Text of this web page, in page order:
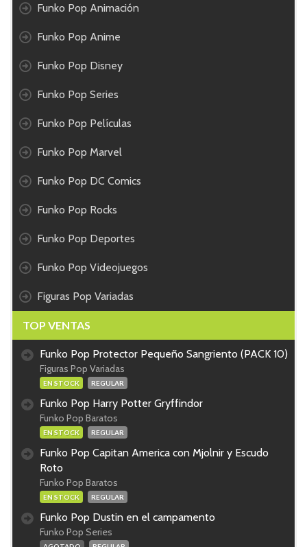
Funko Pop Animación
Funko Pop Anime
Funko Pop Disney
Funko Pop Series
Funko Pop Películas
Funko Pop Marvel
Funko Pop DC Comics
Funko Pop Rocks
Funko Pop Deportes
Funko Pop Videojuegos
Figuras Pop Variadas
TOP VENTAS
Funko Pop Protector Pequeño Sangriento (PACK 10)
Figuras Pop Variadas
EN STOCK REGULAR
Funko Pop Harry Potter Gryffindor
Funko Pop Baratos
EN STOCK REGULAR
Funko Pop Capitan America con Mjolnir y Escudo
Roto
Funko Pop Baratos
EN STOCK REGULAR
Funko Pop Dustin en el campamento
Funko Pop Series